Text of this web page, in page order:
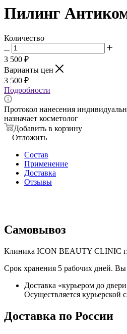
Пилинг
Количество
3 500 ₽
Варианты цен
3 500 ₽
Подробности
Протокол нанесения
назначает косметолог
Добавить в корзину
Отложить
Состав
Применение
Доставка
Отзывы
Самовывоз
Клиника ICON BEAUTY CLINIC г.
Срок хранения 5 рабочих дней.
Доставка «курьером до
Осуществляется курьерской
Доставка по России